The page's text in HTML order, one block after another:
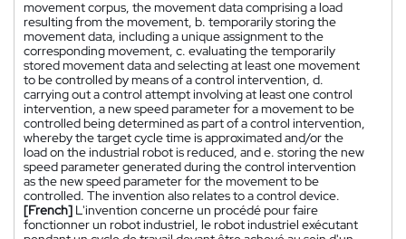
movement corpus, the movement data comprising a load
resulting from the movement, b. temporarily storing the
movement data, including a unique assignment to the
corresponding movement, c. evaluating the temporarily
stored movement data and selecting at least one movement
to be controlled by means of a control intervention, d.
carrying out a control attempt involving at least one control
intervention, a new speed parameter for a movement to be
controlled being determined as part of a control intervention,
whereby the target cycle time is approximated and/or the
load on the industrial robot is reduced, and e. storing the new
speed parameter generated during the control intervention
as the new speed parameter for the movement to be
controlled. The invention also relates to a control device.
[French] L'invention concerne un procédé pour faire
fonctionner un robot industriel, le robot industriel exécutant